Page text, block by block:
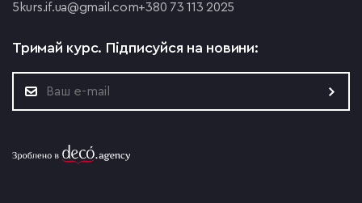
5 kurs.if.ua@gmail.com+380 73 113 2025
Тримай курс. Підписуйся на новини: